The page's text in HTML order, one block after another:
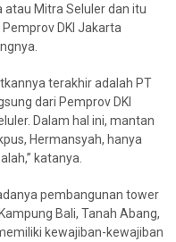
Mitra Seluler dan itu
DKI Jakarta
terakhir adalah PT
dari Pemprov DKI
Dalam hal ini, mantan
Hermansyah, hanya
katanya.
pembangunan tower
Bali, Tanah Abang,
kewajiban-kewajiban